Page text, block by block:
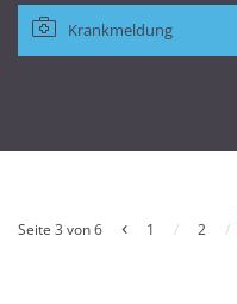
Krankmeldung
Seite 3 von 6 ‹ 1 / 2 /